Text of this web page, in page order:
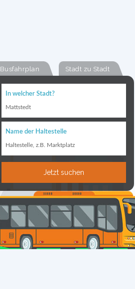
Busfahrplan Stadt zu Stadt
In welcher Stadt?
Mattstedt
Name der Haltestelle
Haltestelle, z.B. Marktplatz
Jetzt suchen